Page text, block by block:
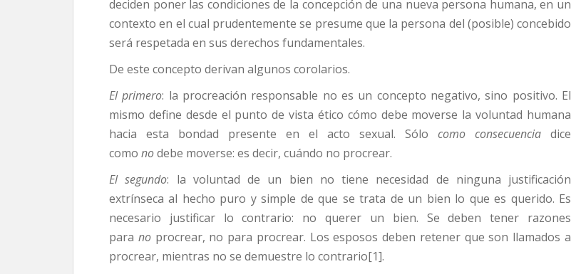
deciden poner las condiciones de la concepción de una nueva persona humana, en un
contexto en el cual prudentemente se presume que la persona del (posible) concebido
será respetada en sus derechos fundamentales.
De este concepto derivan algunos corolarios.
El primero: la procreación responsable no es un concepto negativo, sino positivo. El
mismo define desde el punto de vista ético cómo debe moverse la voluntad humana
hacia esta bondad presente en el acto sexual. Sólo como consecuencia dice
como nodebe moverse: es decir, cuándo no procrear.
El segundo: la voluntad de un bien no tiene necesidad de ninguna justificación
extrínseca al hecho puro y simple de que se trata de un bien lo que es querido. Es
necesario justificar lo contrario: no querer un bien. Se deben tener razones
para noprocrear, no para procrear. Los esposos deben retener que son llamados a
procrear, mientras no se demuestre lo contrario[1].